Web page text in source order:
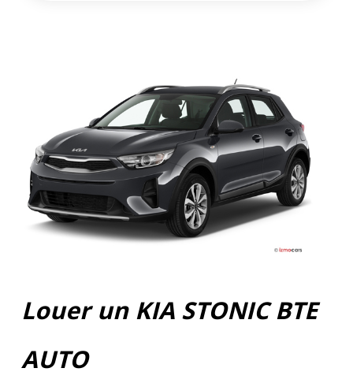
Louer un KIA STONIC BTE
AUTO